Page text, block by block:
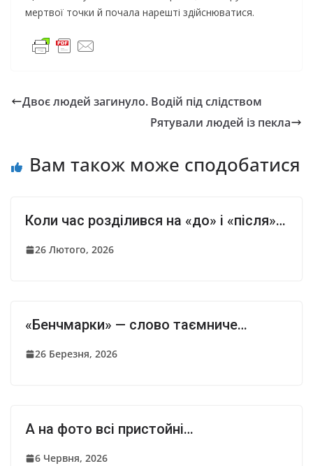
мертвої точки й почала нарешті здійснюватися.
Двоє людей загинуло. Водій під слідством
Рятували людей із пекла
Вам також може сподобатися
Коли час розділився на «до» і «після»…
26 Лютого, 2026
«Бенчмарки» — слово таємниче…
26 Березня, 2026
А на фото всі пристойні…
6 Червня, 2026